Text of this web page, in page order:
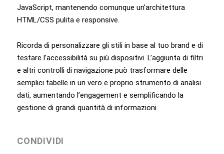
JavaScript, mantenendo comunque un’architettura
HTML/CSS pulita e responsive.
Ricorda di personalizzare gli stili in base al tuo brand e di
testare l’accessibilità su più dispositivi. L’aggiunta di filtri
e altri controlli di navigazione può trasformare delle
semplici tabelle in un vero e proprio strumento di analisi
dati, aumentando l’engagement e semplificando la
gestione di grandi quantità di informazioni.
CONDIVIDI